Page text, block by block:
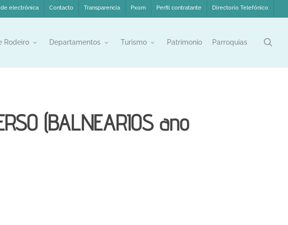
electrónica Contacto Transparencia Pxom Perfil contratante Directorio Telefónico
Rodeiro Departamentos Turismo Patrimonio Parroquias
(BALNEARIOS ano